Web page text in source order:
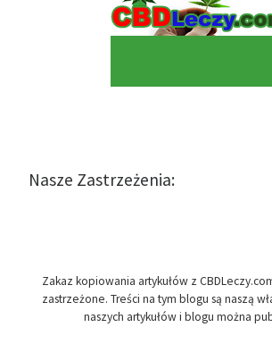
Nasze Zastrzeżenia:
Zakaz kopiowania artykułów z
zastrzeżone. Treści na tym blogu są naszą
naszych artykułów i blogu można